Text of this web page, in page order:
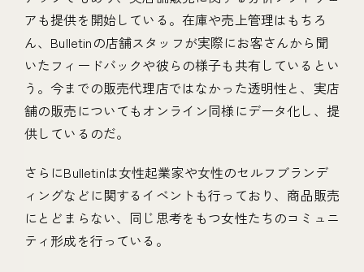
アも提供を開始している。在庫や売上管理はもちろ
ん、Bulletinの店舗スタッフが実際にお客さんから聞
いたフィードバックや彼らの様子も共有しているとい
う。今までの販売代理店ではなかった透明性と、実店
舗の販売についてもオンライン同様にデータ化し、提
供しているのだ。
さらにBulletinは女性起業家や女性のセルフブランデ
ィングなどに関するイベントも行っており、商品販売
にとどまらない、同じ思考をもつ女性たちのコミュニ
ティ形成を行っている。